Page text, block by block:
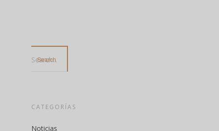
Search...
CATEGORÍAS
Noticias